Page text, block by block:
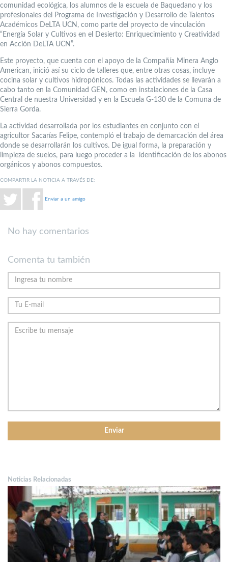
comunidad ecológica, los alumnos de la escuela de Baquedano y los
profesionales del Programa de Investigación y Desarrollo de Talentos
Académicos DeLTA UCN, como parte del proyecto de vinculación
“Energía Solar y Cultivos en el Desierto: Enriquecimiento y Creatividad
en Acción DeLTA UCN”.
Este proyecto, que cuenta con el apoyo de la Compañía Minera Anglo
American, inició así su ciclo de talleres que, entre otras cosas, incluye
cocina solar y cultivos hidropónicos. Todas las actividades se llevarán a
cabo tanto en la Comunidad GEN, como en instalaciones de la Casa
Central de nuestra Universidad y en la Escuela G-130 de la Comuna de
Sierra Gorda.
La actividad desarrollada por los estudiantes en conjunto con el
agricultor Sacarías Felipe, contempló el trabajo de demarcación del área
donde se desarrollarán los cultivos. De igual forma, la preparación y
limpieza de suelos, para luego proceder a la identificación de los abonos
orgánicos y abonos compuestos.
COMPARTIR LA NOTICIA A TRAVÉS DE:
Enviar a un amigo
No hay comentarios
Comenta tu también
Noticias Relacionadas